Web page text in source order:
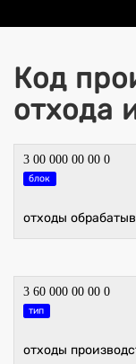
Код
отхода
3 00 000 00 00 0
блок
отходы
3 60 000 00 00 0
тип
отходы